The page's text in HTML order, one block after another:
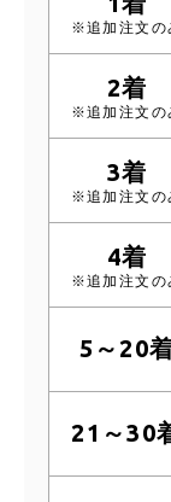
※追加注文の
2着
※追加注文の
3着
※追加注文の
4着
※追加注文の
5～20
21～30